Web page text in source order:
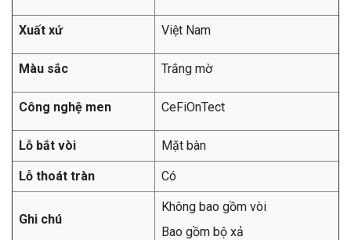
Xuất xứ Việt Nam
Màu sắc Trắng mờ
Công nghệ men CeFiOnTect
Lỗ bắt vòi Mặt bàn
Lỗ thoát tràn Có
Ghi chú
Không bao gồm vòi
Bao gồm bộ xả